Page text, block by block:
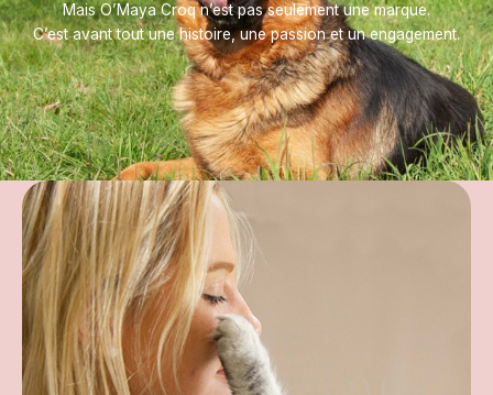
Mais O’Maya Croq n’est pas seulement une marque.
C’est avant tout une histoire, une passion et un engagement.